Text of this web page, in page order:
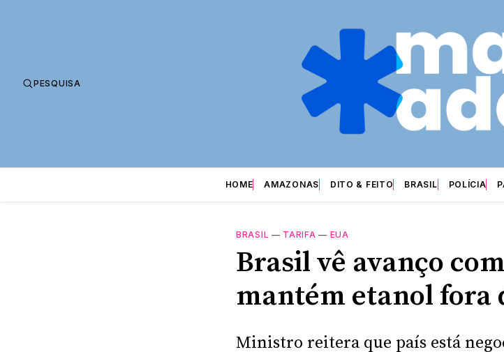
PESQUISA
HOME AMAZONAS DITO & FEITO BRASIL POLÍCIA
BRASIL — TARIFA — EUA
Brasil vê avanço
mantém etanol fora
Ministro reitera que país está